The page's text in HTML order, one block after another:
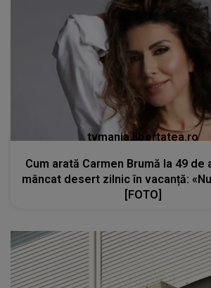
tvmania.libertatea.ro
Cum arată Carmen Brumă la 49 de
mâncat desert zilnic în vacanță:
[FOTO]